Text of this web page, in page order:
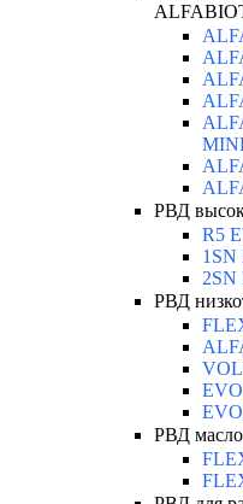
РВД
R5
2SN
РВД
РВД